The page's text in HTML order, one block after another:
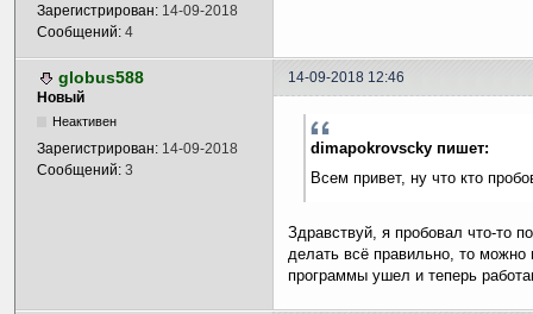
Зарегистрирован: 14-09-2018
Сообщений: 4
globus588
14-09-2018 12:46
Новый
Неактивен
Зарегистрирован: 14-09-2018
Сообщений: 3
dimapokrovscky пишет:
Всем привет, ну что кто
Здравствуй, я пробовал что-то
делать всё правильно, то можно
программы ушел и теперь